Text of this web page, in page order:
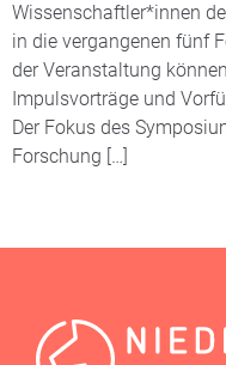
Wissenschaftler*innen
in die vergangenen fünf
der Veranstaltung
Impulsvorträge und
Der Fokus des
Forschung […]